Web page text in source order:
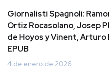
Giornalisti Spagnoli:
Ortiz Rocasolano, Josep
de Hoyos y Vinent,
EPUB
4 de enero de 2026